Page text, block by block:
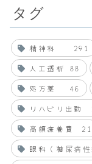
タグ
精神科 291
人工透析
88
処方薬
46
リハビリ出勤
高額療養費
21
眼科（糖尿病性